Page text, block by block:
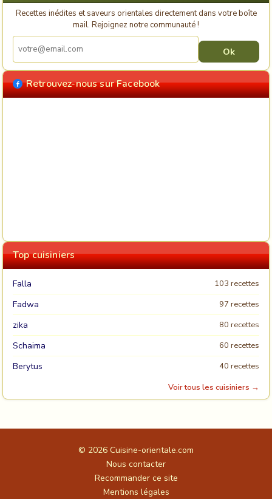
Recettes inédites et saveurs orientales directement dans votre boîte
mail. Rejoignez notre communauté !
Retrouvez-nous sur Facebook
Top cuisiniers
Falla 103 recettes
Fadwa 97 recettes
zika 80 recettes
Schaima 60 recettes
Berytus
40 recettes
Voir tous les cuisiniers →
© 2026 Cuisine-orientale.com
Nous contacter
Recommander ce site
Mentions légales